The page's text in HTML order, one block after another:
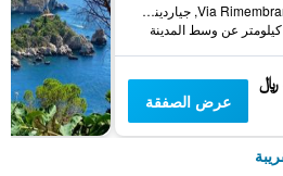
Via Rimembranze, جيارديني ناكسوس, صقلية, إيطاليا
عرض الصفقة